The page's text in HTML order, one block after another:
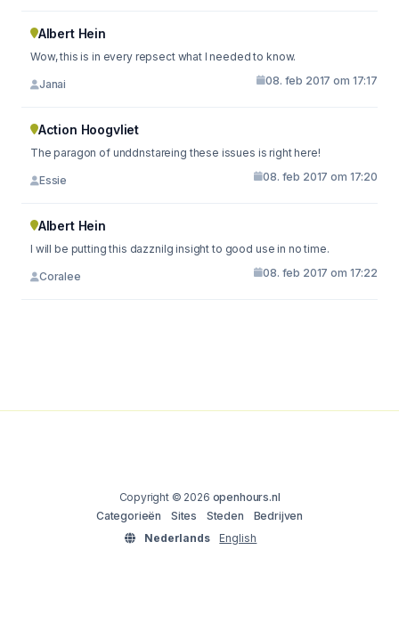
Albert Hein
Wow, this is in every repsect what I needed to know.
Janai 08. feb 2017 om 17:17
Action Hoogvliet
The paragon of unddnstareing these issues is right here!
Essie 08. feb 2017 om 17:20
Albert Hein
I will be putting this dazznilg insight to good use in no time.
Coralee 08. feb 2017 om 17:22
Copyright © 2026 openhours.nl
Categorieën
Sites Steden
Bedrijven
Nederlands
English